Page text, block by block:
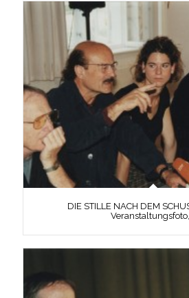
DIE STILLE NACH DEM